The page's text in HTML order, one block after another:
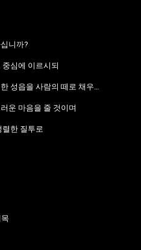
니까?
중심에 이르시되
[새벽기도회 26.08.07] 황폐한 성읍을 사람의 떼로 채우리라
운 마음을 줄 것이며
렬한 질투로